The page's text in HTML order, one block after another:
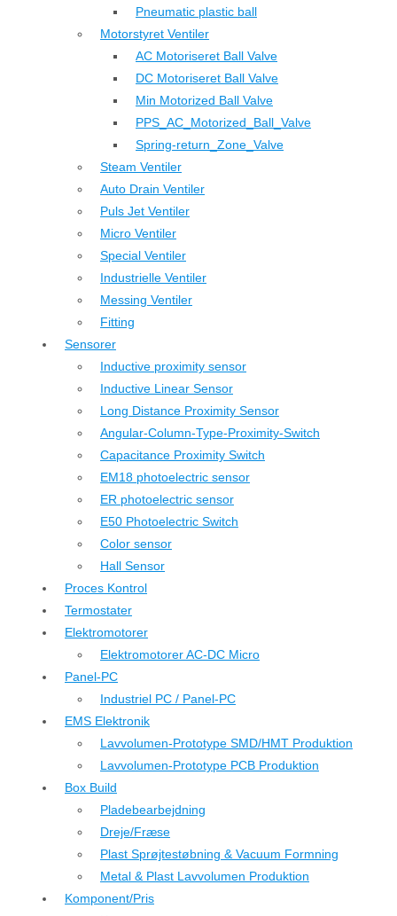
Pneumatic plastic ball
Motorstyret Ventiler
AC Motoriseret Ball Valve
DC Motoriseret Ball Valve
Min Motorized Ball Valve
PPS_AC_Motorized_Ball_Valve
Spring-return_Zone_Valve
Steam Ventiler
Auto Drain Ventiler
Puls Jet Ventiler
Micro Ventiler
Special Ventiler
Industrielle Ventiler
Messing Ventiler
Fitting
Sensorer
Inductive proximity sensor
Inductive Linear Sensor
Long Distance Proximity Sensor
Angular-Column-Type-Proximity-Switch
Capacitance Proximity Switch
EM18 photoelectric sensor
ER photoelectric sensor
E50 Photoelectric Switch
Color sensor
Hall Sensor
Proces Kontrol
Termostater
Elektromotorer
Elektromotorer AC-DC Micro
Panel-PC
Industriel PC / Panel-PC
EMS Elektronik
Lavvolumen-Prototype SMD/HMT Produktion
Lavvolumen-Prototype PCB Produktion
Box Build
Pladebearbejdning
Dreje/Fræse
Plast Sprøjtestøbning & Vacuum Formning
Metal & Plast Lavvolumen Produktion
Komponent/Pris